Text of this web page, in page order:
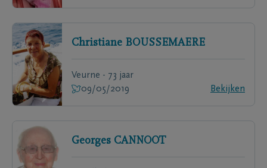
Christiane BOUSSEMAERE
Veurne - 73 jaar
09/05/2019
Bekijken
Georges CANNOOT